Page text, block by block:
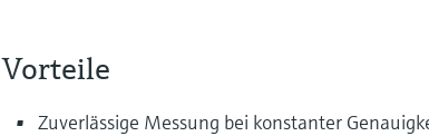
Vorteile
Zuverlässige Messung bei konstanter